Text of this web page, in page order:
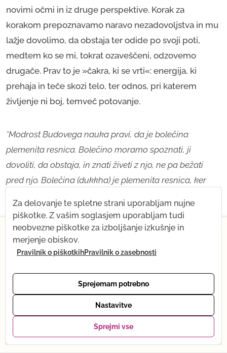
novimi očmi in iz druge perspektive. Korak za
korakom prepoznavamo naravo nezadovoljstva in mu
lažje dovolimo, da obstaja ter odide po svoji poti,
medtem ko se mi, tokrat ozaveščeni, odzovemo
drugače. Prav to je »čakra, ki se vrti«: energija, ki
prehaja in teče skozi telo, ter odnos, pri katerem
življenje ni boj, temveč potovanje.
*Modrost Budovega nauka pravi, da je bolečina
plemenita resnica. Bolečino moramo spoznati, ji
dovoliti, da obstaja, in znati živeti z njo, ne pa bežati
pred njo. Bolečina (dukkha) je plemenita resnica, ker
(anicca) in neosebnost izkušnje (anatta), pravi Buda.
**S to tezo se ukvarja Gabor Maté v knjigi »Ko telo reče
ne«. Navaja, da svojo pristnost, torej iskrenost do
izgubili primarnega odnosa s skrbnikom ali partnerjem.
Prav v neiskrenosti do sebe in neizražanju svojih
resničnih občutkov vidi izvor bolezni.
Od 1. julija naprej za kratek čas spreminjam svoj
ritem – prihaja moj dojenček! Kar ostaja enako: vsi
premoru. Oktobra se bom vrnila v polnem ritmu.
Hvala za razumevanje – se vidimo kmalu, v živo ali
prek posnetka. Tena :)
Za delovanje te spletne strani uporabljam nujne
piškotke. Z vašim soglasjem uporabljam tudi
neobvezne piškotke za izboljšanje izkušnje in
merjenje obiskov.
Pravilnik o piškotkihPravilnik o zasebnosti
Sprejemam potrebno
Nastavitve
Sprejmi vse